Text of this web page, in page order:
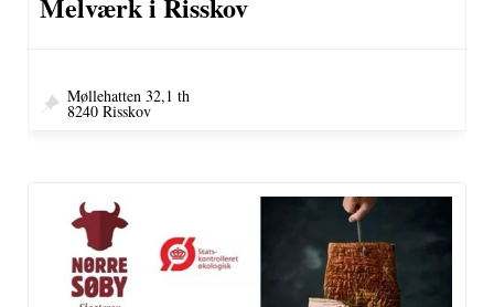
Møllehatten 32,1 th
8240 Risskov